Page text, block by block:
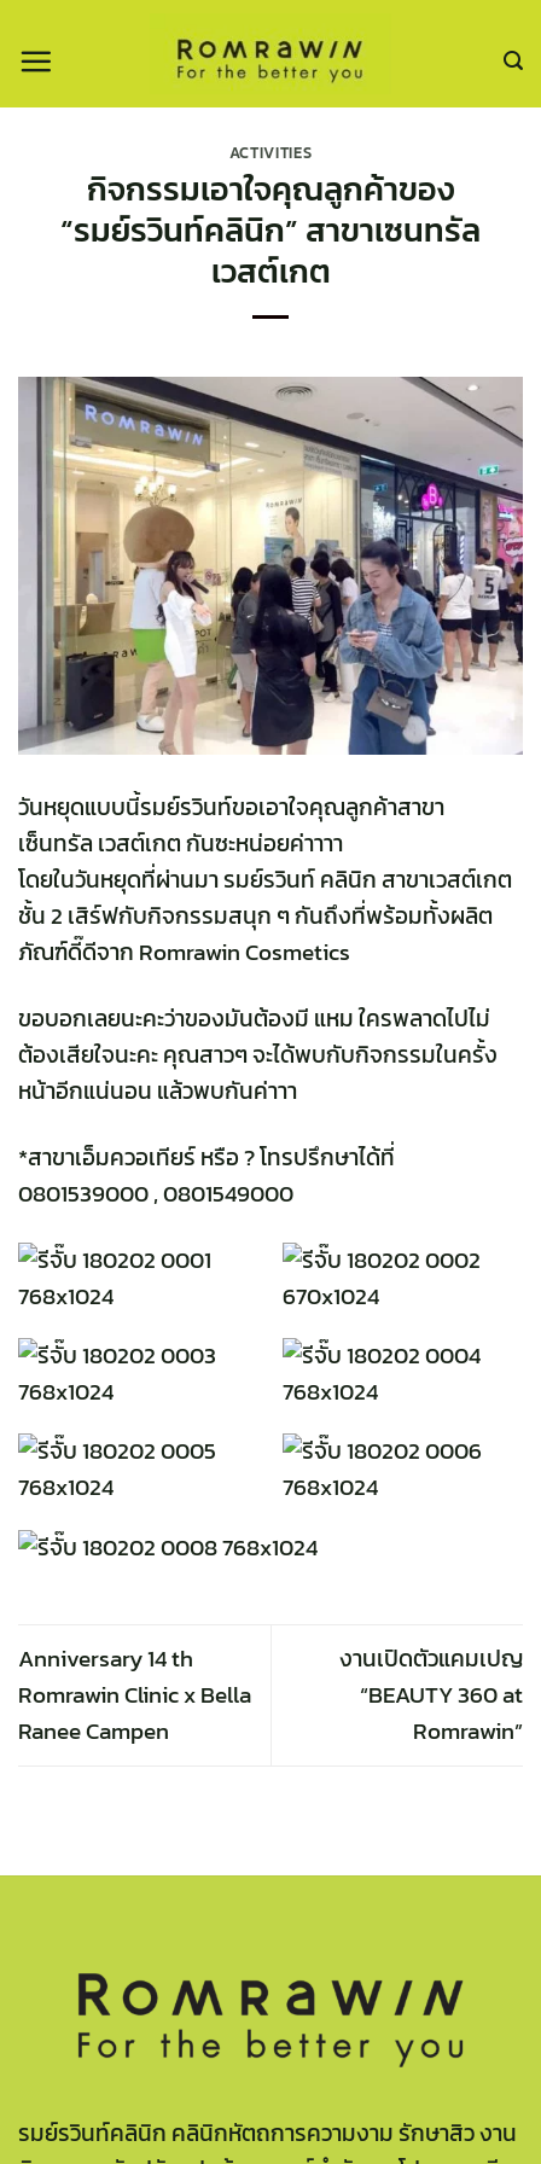
ACTIVITIES
กิจกรรมเอาใจคุณลูกค้าของ
“รมย์รวินท์คลินิก” สาขาเซนทรัล
เวสต์เกต
วันหยุดแบบนี้รมย์รวินท์ขอเอาใจคุณลูกค้าสาขา
เซ็นทรัล เวสต์เกต กันซะหน่อยค่าาาา
โดยในวันหยุดที่ผ่านมา รมย์รวินท์ คลินิก สาขาเวสต์เกต
ชั้น 2 เสิร์ฟกับกิจกรรมสนุก ๆ กันถึงที่พร้อมทั้งผลิต
ภัณฑ์ดี๊ดีจาก Romrawin Cosmetics
ขอบอกเลยนะคะว่าของมันต้องมี แหม ใครพลาดไปไม่
ต้องเสียใจนะคะ คุณสาวๆ จะได้พบกับกิจกรรมในครั้ง
หน้าอีกแน่นอน แล้วพบกันค่าาา
*สาขาเอ็มควอเทียร์ หรือ ? โทรปรึกษาได้ที่
0801539000 , 0801549000
Anniversary 14 th
Romrawin Clinic x Bella
Ranee Campen
งานเปิดตัวแคมเปญ
“BEAUTY 360 at
Romrawin”
รมย์รวินท์คลินิก คลินิกหัตถการความงาม รักษาสิว งาน